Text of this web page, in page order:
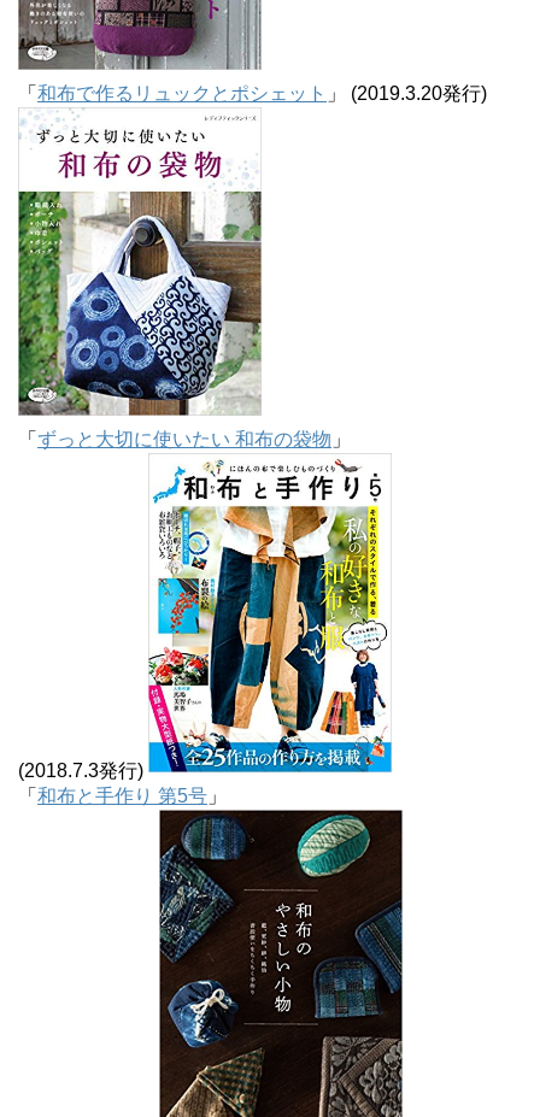
「 和布で作るリュックとポシェット 」 (2019.3.20発行)
「 ずっと大切に使いたい 和布の袋物 」
(2018.7.3発行)
「 和布と手作り 第5号 」